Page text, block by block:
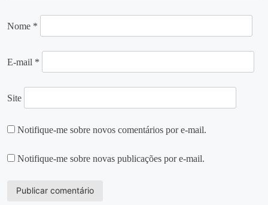
Nome *
E-mail *
Site
Notifique-me sobre novos comentários por e-mail.
Notifique-me sobre novas publicações por e-mail.